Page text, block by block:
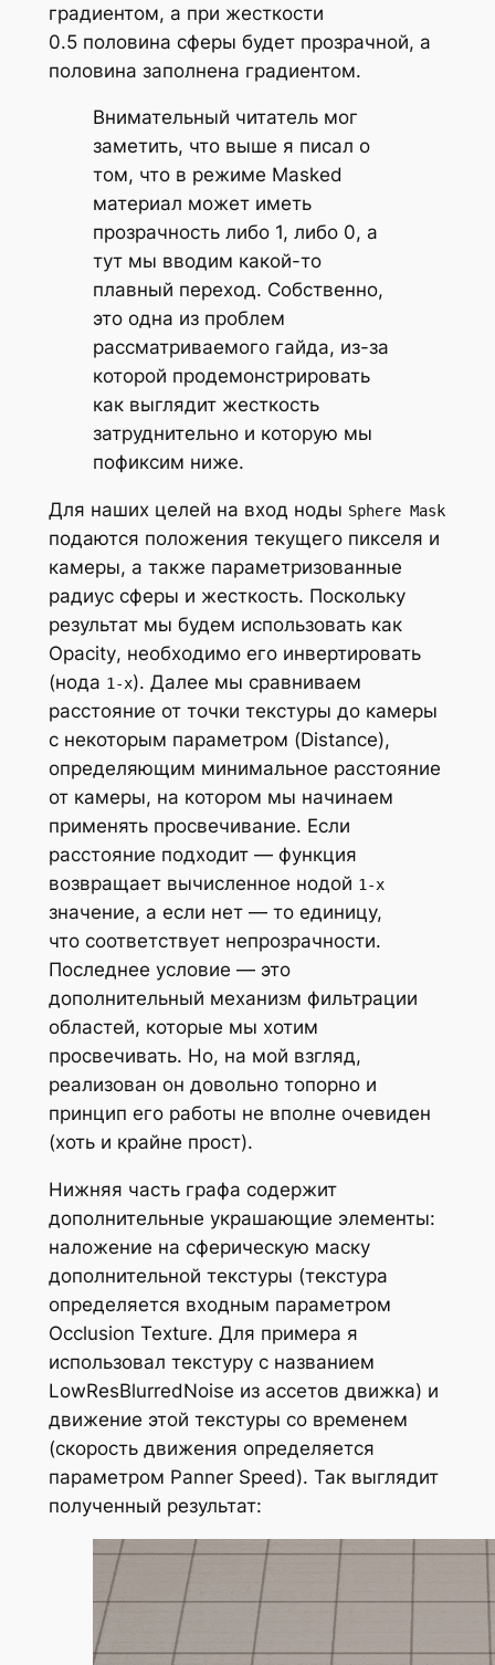
градиентом, а при жесткости
0.5 половина сферы будет прозрачной, а
половина заполнена градиентом.
Внимательный читатель мог
заметить, что выше я писал о
том, что в режиме Masked
материал может иметь
прозрачность либо 1, либо 0, а
тут мы вводим какой-то
плавный переход. Собственно,
это одна из проблем
рассматриваемого гайда, из-за
которой продемонстрировать
как выглядит жесткость
затруднительно и которую мы
пофиксим ниже.
Для наших целей на вход ноды Sphere Mask
подаются положения текущего пикселя и
камеры, а также параметризованные
радиус сферы и жесткость. Поскольку
результат мы будем использовать как
Opacity, необходимо его инвертировать
(нода 1-x). Далее мы сравниваем
расстояние от точки текстуры до камеры
с некоторым параметром (Distance),
определяющим минимальное расстояние
от камеры, на котором мы начинаем
применять просвечивание. Если
расстояние подходит — функция
возвращает вычисленное нодой 1-x
значение, а если нет — то единицу,
что соответствует непрозрачности.
Последнее условие — это
дополнительный механизм фильтрации
областей, которые мы хотим
просвечивать. Но, на мой взгляд,
реализован он довольно топорно и
принцип его работы не вполне очевиден
(хоть и крайне прост).
Нижняя часть графа содержит
дополнительные украшающие элементы:
наложение на сферическую маску
дополнительной текстуры (текстура
определяется входным параметром
Occlusion Texture. Для примера я
использовал текстуру с названием
LowResBlurredNoise из ассетов движка) и
движение этой текстуры со временем
(скорость движения определяется
параметром Panner Speed). Так выглядит
полученный результат: